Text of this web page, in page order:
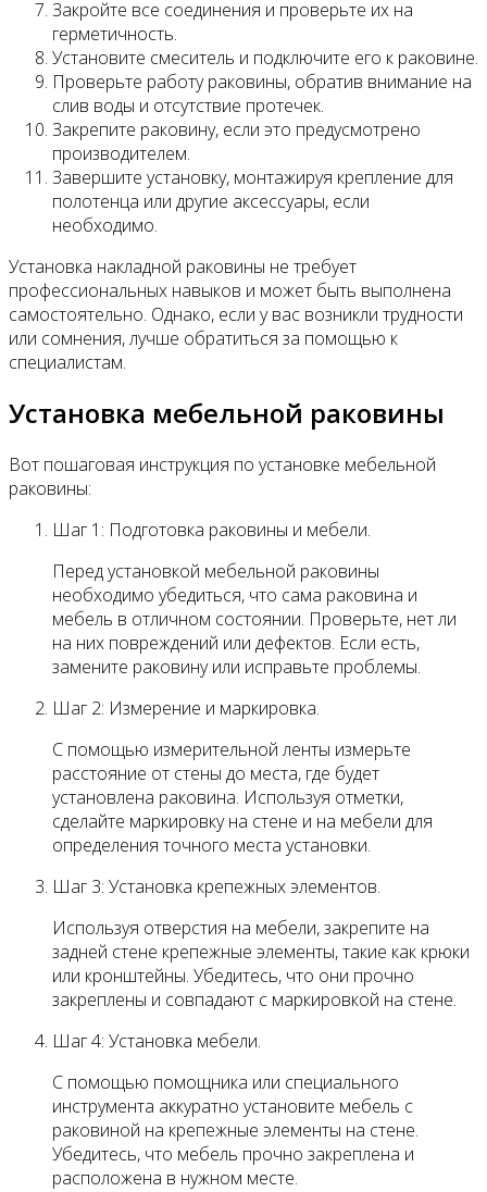
Закройте все соединения и проверьте их на
герметичность.
Установите смеситель и подключите его к раковине.
Проверьте работу раковины, обратив внимание на
слив воды и отсутствие протечек.
Закрепите раковину, если это предусмотрено
производителем.
Завершите установку, монтажируя крепление для
полотенца или другие аксессуары, если
необходимо.
Установка накладной раковины не требует
профессиональных навыков и может быть выполнена
самостоятельно. Однако, если у вас возникли трудности
или сомнения, лучше обратиться за помощью к
специалистам.
Установка мебельной раковины
Вот пошаговая инструкция по установке мебельной
раковины:
Шаг 1: Подготовка раковины и мебели.
Перед установкой мебельной раковины
необходимо убедиться, что сама раковина и
мебель в отличном состоянии. Проверьте, нет ли
на них повреждений или дефектов. Если есть,
замените раковину или исправьте проблемы.
Шаг 2: Измерение и маркировка.
С помощью измерительной ленты измерьте
расстояние от стены до места, где будет
установлена раковина. Используя отметки,
сделайте маркировку на стене и на мебели для
определения точного места установки.
Шаг 3: Установка крепежных элементов.
Используя отверстия на мебели, закрепите на
задней стене крепежные элементы, такие как крюки
или кронштейны. Убедитесь, что они прочно
закреплены и совпадают с маркировкой на стене.
Шаг 4: Установка мебели.
С помощью помощника или специального
инструмента аккуратно установите мебель с
раковиной на крепежные элементы на стене.
Убедитесь, что мебель прочно закреплена и
расположена в нужном месте.